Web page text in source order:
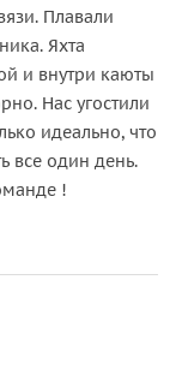
Плавали
Яхта
и внутри каюты
Нас угостили
идеально, что
все один день.
!